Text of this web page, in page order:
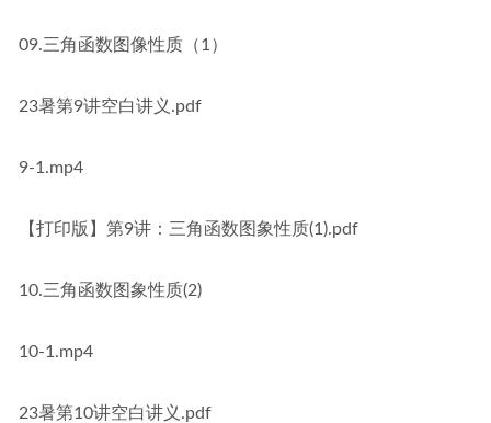
09.三角函数图像性质（1）
23暑第9讲空白讲义.pdf
9-1.mp4
【打印版】第9讲：三角函数图象性质(1).pdf
10.三角函数图象性质(2)
10-1.mp4
23暑第10讲空白讲义.pdf